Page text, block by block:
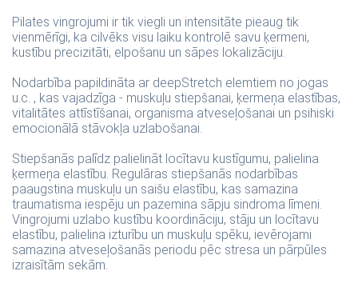
Pilates vingrojumi ir tik viegli un intensitāte pieaug tik
vienmērīgi, ka cilvēks visu laiku kontrolē savu ķermeni,
kustību precizitāti, elpošanu un sāpes lokalizāciju.
Nodarbība papildināta ar deepStretch elemtiem no jogas
u.c. , kas vajadzīga - muskuļu stiepšanai, ķermeņa elastības,
vitalitātes attīstīšanai, organisma atveseļošanai un psihiski
emocionālā stāvokļa uzlabošanai.
Stiepšanās palīdz palielināt locītavu kustīgumu, palielina
ķermeņa elastību. Regulāras stiepšanās nodarbības
paaugstina muskuļu un saišu elastību, kas samazina
traumatisma iespēju un pazemina sāpju sindroma līmeni.
Vingrojumi uzlabo kustību koordināciju, stāju un locītavu
elastību, palielina izturību un muskuļu spēku, ievērojami
samazina atveseļošanās periodu pēc stresa un pārpūles
izraisītām sekām.